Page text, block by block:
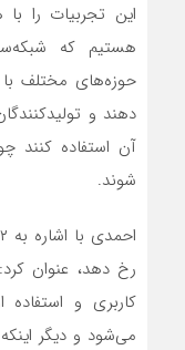
این تجربیات را
هستیم که
حوزه‌های مختلف
دهند و
آن استفاده کنند
شوند.
رخ دهد، عنوان
کاربری و استفاده
می‌شود و دیگر